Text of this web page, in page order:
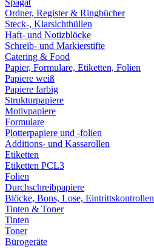
Spagat
Ordner, Register & Ringbücher
Steck-, Klarsichthüllen
Haft- und Notizblöcke
Schreib- und Markierstifte
Catering & Food
Papier, Formulare, Etiketten, Folien
Papiere weiß
Papiere farbig
Strukturpapiere
Motivpapiere
Formulare
Plotterpapiere und -folien
Additions- und Kassarollen
Etiketten
Etiketten PCL3
Folien
Durchschreibpapiere
Blöcke, Bons, Lose, Eintrittskontrollen
Tinten & Toner
Tinten
Toner
Bürogeräte